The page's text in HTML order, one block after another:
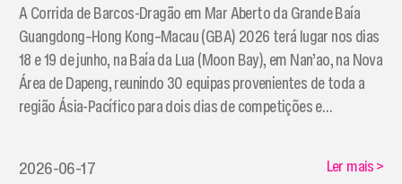
​A Corrida de Barcos-Dragão em Mar Aberto da Grande Baía
Guangdong–Hong Kong–Macau (GBA) 2026 terá lugar nos dias
18 e 19 de junho, na Baía da Lua (Moon Bay), em Nan’ao, na Nova
Área de Dapeng, reunindo 30 equipas provenientes de toda a
região Ásia-Pacífico para dois dias de competições e
2026-06-17 Ler mais>